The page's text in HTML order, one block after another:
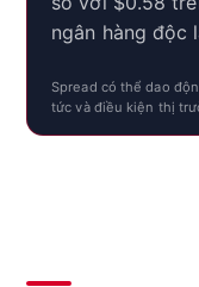
ngân hàng độc
Spread có thể dao
tức và điều kiện thị